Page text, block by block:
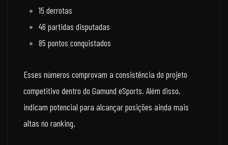
15 derrotas
46 partidas disputadas
85 pontos conquistados
Esses números comprovam a consistência do projeto
competitivo dentro do Gamund eSports. Além disso,
indicam potencial para alcançar posições ainda mais
altas no ranking.